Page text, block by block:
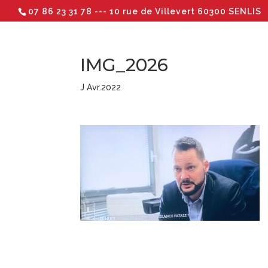
07 86 23 31 78 --- 10 rue de Villevert 60300 SENLIS
IMG_2026
J Avr.2022